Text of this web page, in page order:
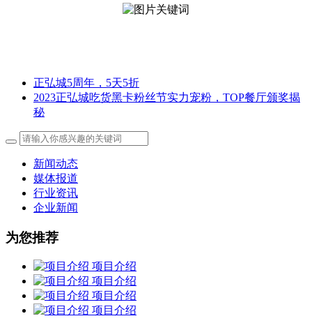
正弘城5周年，5天5折
2023正弘城吃货黑卡粉丝节实力宠粉，TOP餐厅颁奖揭
秘
新闻动态
媒体报道
行业资讯
企业新闻
为您推荐
项目介绍
项目介绍
项目介绍
项目介绍